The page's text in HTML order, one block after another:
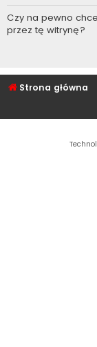
Czy na pewno
przez tę witrynę?
Strona główna